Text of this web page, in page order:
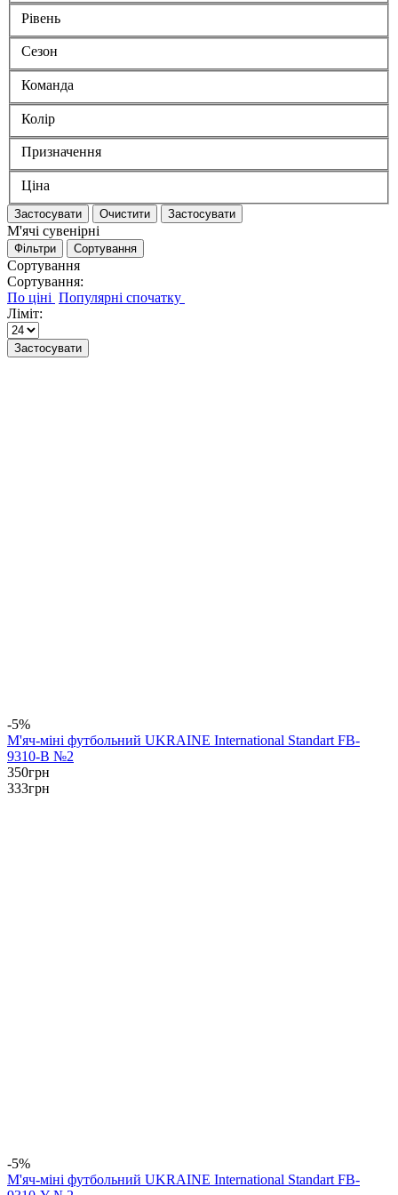
Рівень
Сезон
Команда
Колір
Призначення
Ціна
Застосувати Очистити Застосувати
М'ячі сувенірні
Фільтри Сортування
Сортування
Сортування:
Ліміт:
Застосувати
-5%
М'яч-міні футбольний UKRAINE International Standart FB-
9310-B №2
350грн
333грн
-5%
М'яч-міні футбольний UKRAINE International Standart FB-